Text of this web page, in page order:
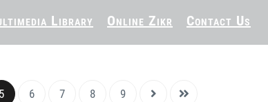
Library Online Zikr Contact Us
5 6 7 8 9